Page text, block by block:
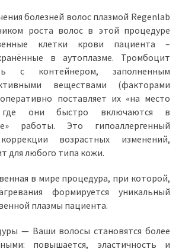
болезней волос плазмой Regenlab
роста волос в этой процедуре
клетки крови пациента –
в аутоплазме. Тромбоцит
с контейнером, заполненным
веществами (факторами
поставляет их «на место
где они быстро включаются в
работы. Это гипоаллергенный
возрастных изменений,
для любого типа кожи.
в мире процедура, при которой,
формируется уникальный
плазмы пациента.
— Ваши волосы становятся более
повышается, эластичность и